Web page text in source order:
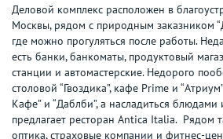
Деловой комплекс расположен в
Москвы, рядом с природным заказником
где можно прогуляться после работы.
есть банки, банкоматы, продуктовый
станции и автомастерские. Недорого
столовой “Гвоздика”, кафе Prime и
Кафе” и “Даблби”, а насладиться блюдами
предлагает ресторан Antica Italia. Рядом
оптика, страховые компании и фитнес-